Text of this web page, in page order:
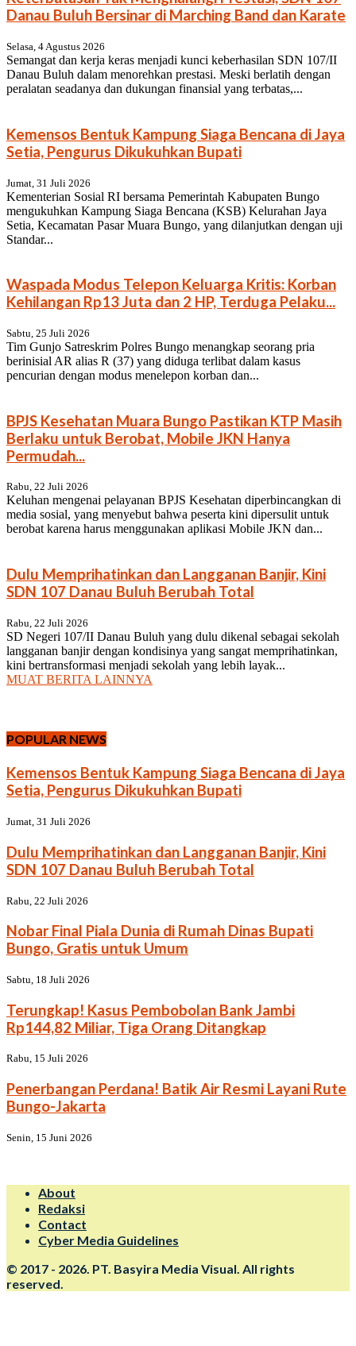
Danau Buluh Bersinar di Marching Band dan Karate
Selasa, 4 Agustus 2026
Semangat dan kerja keras menjadi kunci keberhasilan SDN 107/II
Danau Buluh dalam menorehkan prestasi. Meski berlatih dengan
peralatan seadanya dan dukungan finansial yang terbatas,...
Kemensos Bentuk Kampung Siaga Bencana di Jaya
Setia, Pengurus Dikukuhkan Bupati
Jumat, 31 Juli 2026
Kementerian Sosial RI bersama Pemerintah Kabupaten Bungo
mengukuhkan Kampung Siaga Bencana (KSB) Kelurahan Jaya
Setia, Kecamatan Pasar Muara Bungo, yang dilanjutkan dengan uji
Standar...
Waspada Modus Telepon Keluarga Kritis: Korban
Kehilangan Rp13 Juta dan 2 HP, Terduga Pelaku...
Sabtu, 25 Juli 2026
Tim Gunjo Satreskrim Polres Bungo menangkap seorang pria
berinisial AR alias R (37) yang diduga terlibat dalam kasus
pencurian dengan modus menelepon korban dan...
BPJS Kesehatan Muara Bungo Pastikan KTP Masih
Berlaku untuk Berobat, Mobile JKN Hanya
Permudah...
Rabu, 22 Juli 2026
Keluhan mengenai pelayanan BPJS Kesehatan diperbincangkan di
media sosial, yang menyebut bahwa peserta kini dipersulit untuk
berobat karena harus menggunakan aplikasi Mobile JKN dan...
Dulu Memprihatinkan dan Langganan Banjir, Kini
SDN 107 Danau Buluh Berubah Total
Rabu, 22 Juli 2026
SD Negeri 107/II Danau Buluh yang dulu dikenal sebagai sekolah
langganan banjir dengan kondisinya yang sangat memprihatinkan,
kini bertransformasi menjadi sekolah yang lebih layak...
MUAT BERITA LAINNYA
POPULAR NEWS
Kemensos Bentuk Kampung Siaga Bencana di Jaya
Setia, Pengurus Dikukuhkan Bupati
Jumat, 31 Juli 2026
Dulu Memprihatinkan dan Langganan Banjir, Kini
SDN 107 Danau Buluh Berubah Total
Rabu, 22 Juli 2026
Nobar Final Piala Dunia di Rumah Dinas Bupati
Bungo, Gratis untuk Umum
Sabtu, 18 Juli 2026
Terungkap! Kasus Pembobolan Bank Jambi
Rp144,82 Miliar, Tiga Orang Ditangkap
Rabu, 15 Juli 2026
Penerbangan Perdana! Batik Air Resmi Layani Rute
Bungo-Jakarta
Senin, 15 Juni 2026
About
Redaksi
Contact
Cyber Media Guidelines
© 2017 - 2026. PT. Basyira Media Visual. All rights
reserved.